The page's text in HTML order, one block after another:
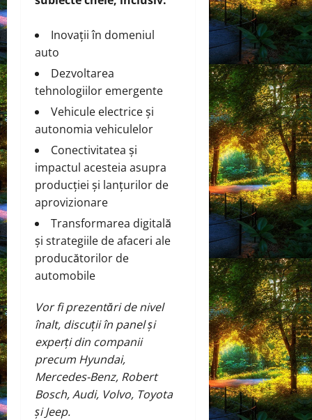
Inovații în domeniul
auto
Dezvoltarea
tehnologiilor emergente
Vehicule electrice și
autonomia vehiculelor
Conectivitatea și
impactul acesteia asupra
producției și lanțurilor de
aprovizionare
Transformarea digitală
și strategiile de afaceri ale
producătorilor de
automobile
Vor fi prezentări de nivel
înalt, discuții în panel și
experți din companii
precum Hyundai,
Mercedes-Benz, Robert
Bosch, Audi, Volvo, Toyota
și Jeep.